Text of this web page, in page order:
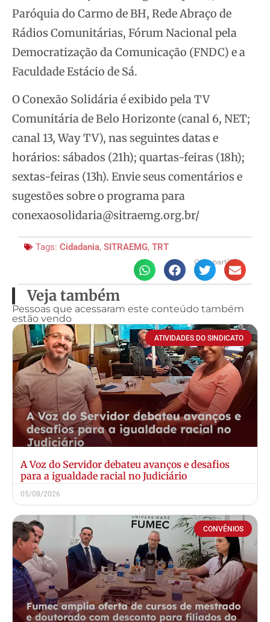
Paróquia do Carmo de BH, Rede Abraço de
Rádios Comunitárias, Fórum Nacional pela
Democratização da Comunicação (FNDC) e a
Faculdade Estácio de Sá.
O Conexão Solidária é exibido pela TV
Comunitária de Belo Horizonte (canal 6, NET;
canal 13, Way TV), nas seguintes datas e
horários: sábados (21h); quartas-feiras (18h);
sextas-feiras (13h). Envie seus comentários e
sugestões sobre o programa para
conexaosolidaria@sitraemg.org.br/
Tags: Cidadania, SITRAEMG, TRT
Compartilhe
Veja também
Pessoas que acessaram este conteúdo também
estão vendo
ATIVIDADES DO SINDICATO
A Voz do Servidor debateu avanços e desafios
para a igualdade racial no Judiciário
05/08/2026
CONVÊNIOS